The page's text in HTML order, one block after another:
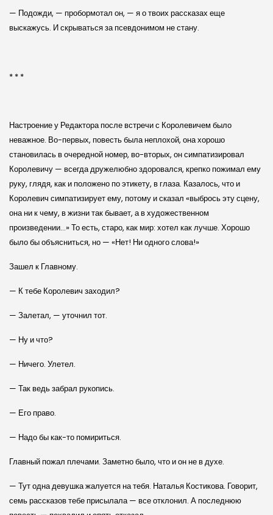
— Подожди, — пробормотал он, — я о твоих рассказах еще
выскажусь. И скрываться за псевдонимом не стану.
* * *
Настроение у Редактора после встречи с Королевичем было
неважное. Во-первых, повесть была неплохой, она хорошо
становилась в очередной номер, во-вторых, он симпатизировал
Королевичу — всегда дружелюбно здоровался, крепко пожимал ему
руку, глядя, как и положено по этикету, в глаза. Казалось, что и
Королевич симпатизирует ему, потому и сказал «выбрось эту сцену,
она ни к чему, в жизни так бывает, а в художественном
произведении…» То есть, старо, как мир: хотел как лучше. Хорошо
было бы объясниться, но — «Нет! Ни одного слова!»
Зашел к Главному.
— К тебе Королевич заходил?
— Залетал, — уточнил тот.
— Ну и что?
— Ничего. Улетел.
— Так ведь забрал рукопись.
— Его право.
— Надо бы как-то помириться.
Главный пожал плечами. Заметно было, что и он не в духе.
— Тут одна девушка жалуется на тебя. Наталья Костикова. Говорит,
семь рассказов тебе присылала — все отклонил. А последнюю